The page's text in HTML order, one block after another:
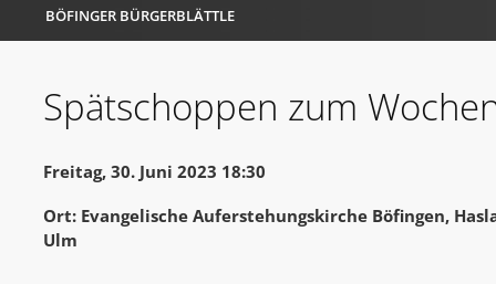
BÖFINGER BÜRGERBLÄTTLE
Spätschoppen zum
Freitag, 30. Juni 2023 18:30
Ort: Evangelische Auferstehungskirche Böfingen,
Ulm